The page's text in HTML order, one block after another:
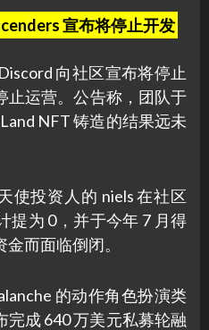
宣布将停止开发
向社区宣布将停止
止运营。公告称，团队于
NFT 铸造的结果远未
使投资人的 niels 在社区
提为 0，并于今年 7 月得
而面临倒闭。
的动作角色扮演类
完成 640 万美元私募轮融